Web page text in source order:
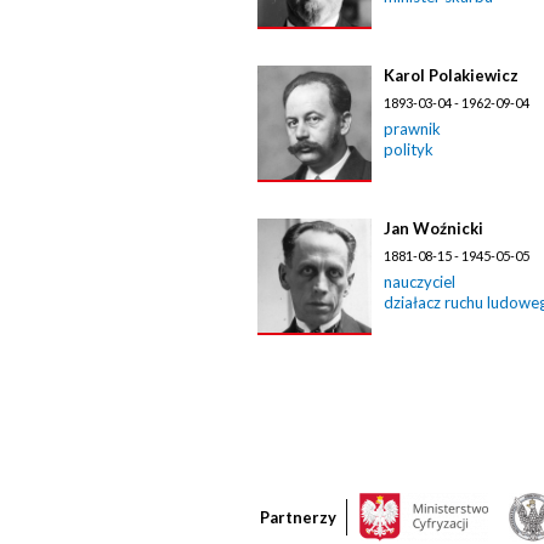
Karol Polakiewicz
1893-03-04 - 1962-09-04
prawnik
polityk
Jan Woźnicki
1881-08-15 - 1945-05-05
nauczyciel
działacz ruchu
Partnerzy